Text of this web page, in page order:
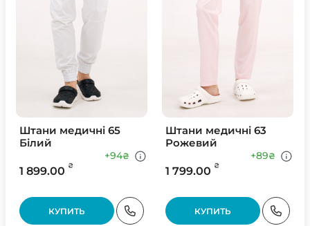
Штани медичні 65
Білий
1 899.00 ₴
+94₴
КУПИТЬ
Штани медичні 63
Рожевий
1 799.00 ₴
+89₴
КУПИТЬ